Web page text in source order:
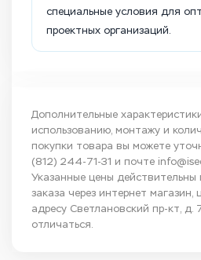
специальные условия для
проектных организаций.
Дополнительные
использованию, монтажу и
покупки товара вы можете
(812) 244-71-31 и почте
Указанные цены
заказа через интернет магазин,
адресу Светлановский пр-кт, д.
отличаться.